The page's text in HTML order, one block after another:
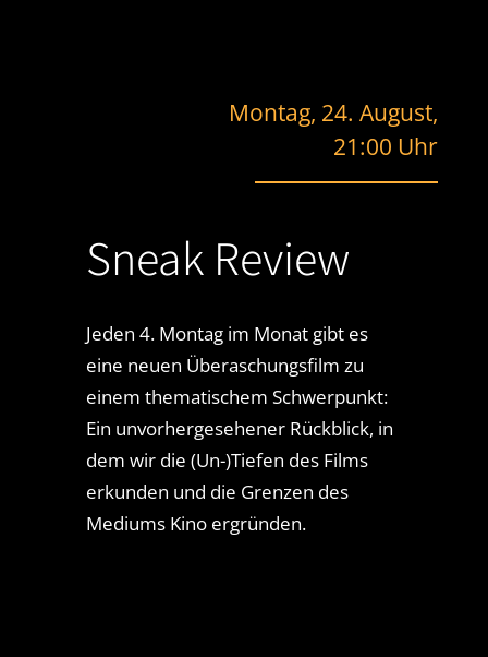
Montag, 24. August,
21:00 Uhr
Sneak Review
Jeden 4. Montag im Monat gibt es
eine neuen Überaschungsfilm zu
einem thematischem Schwerpunkt:
Ein unvorhergesehener Rückblick, in
dem wir die (Un-)Tiefen des Films
erkunden und die Grenzen des
Mediums Kino ergründen.